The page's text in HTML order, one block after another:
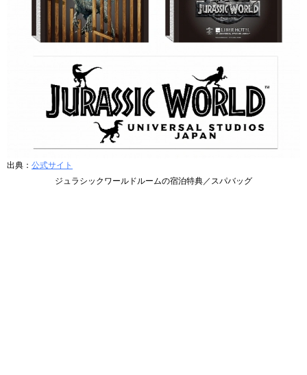
出典： 公式サイト
ジュラシックワールドルームの宿泊特典／スパバッグ